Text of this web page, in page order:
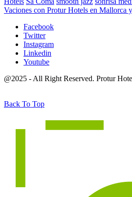
Vaciones con Protur Hotels en Mallorca
Facebook
Twitter
Instagram
Linkedin
Youtube
@2025 - All Right Reserved. Protur
Back To Top